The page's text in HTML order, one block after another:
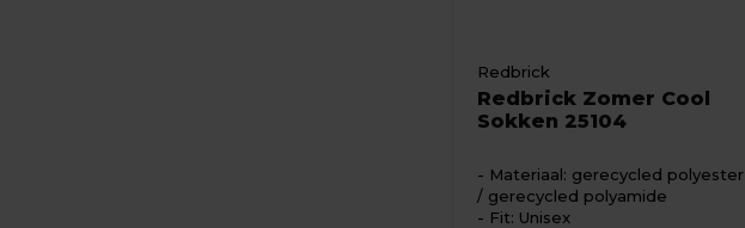
Redbrick
Redbrick Zomer Cool
Sokken 25104
Materiaal: gerecycled polyester
/ gerecycled polyamide
Fit: Unisex